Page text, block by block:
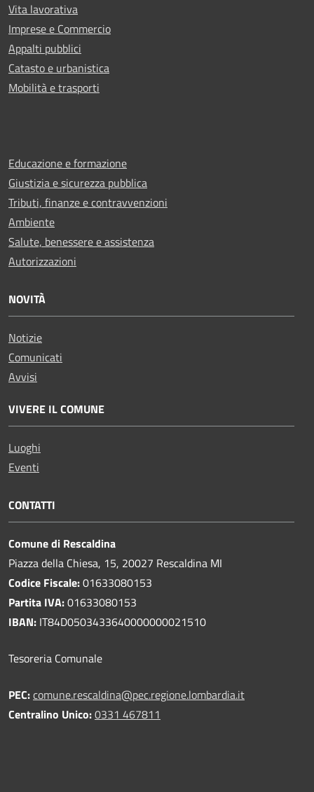
Vita lavorativa
Imprese e Commercio
Appalti pubblici
Catasto e urbanistica
Mobilità e trasporti
Educazione e formazione
Giustizia e sicurezza pubblica
Tributi, finanze e contravvenzioni
Ambiente
Salute, benessere e assistenza
Autorizzazioni
NOVITÀ
Notizie
Comunicati
Avvisi
VIVERE IL COMUNE
Luoghi
Eventi
CONTATTI
Comune di Rescaldina
Piazza della Chiesa, 15, 20027 Rescaldina MI
Codice Fiscale:01633080153
Partita IVA:01633080153
IBAN: IT84D0503433640000000021510
Tesoreria Comunale
PEC:comune.rescaldina@pec.regione.lombardia.it
Centralino Unico:0331 467811